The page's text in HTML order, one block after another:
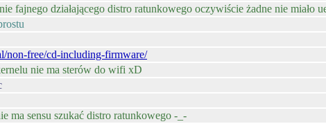
fajnego działającego distro ratunkowego oczywiście żadne nie miało
non-free/cd-including-firmware/
nie ma sterów do wifi xD
ma sensu szukać distro ratunkowego -_-